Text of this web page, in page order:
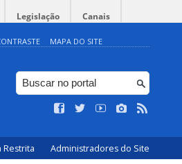
Legislação Canais
MAPA DO SITE
Restrita Administradores do Site